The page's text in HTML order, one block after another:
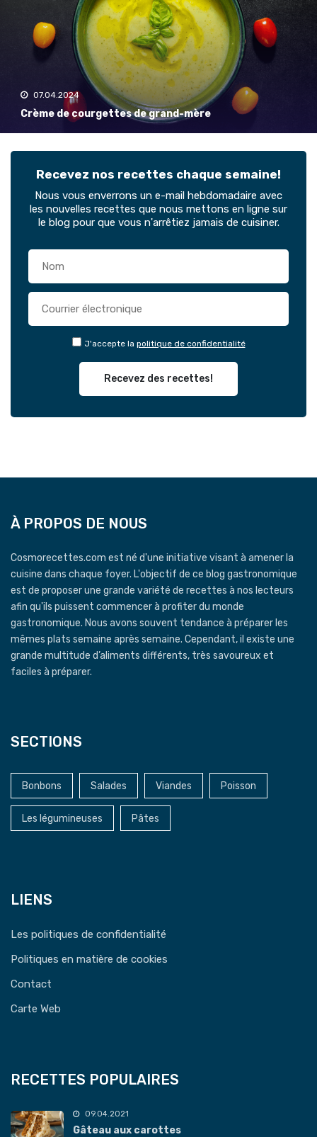
07.04.2024
Crème de courgettes de grand-mère
Recevez nos recettes chaque semaine!
Nous vous enverrons un e-mail hebdomadaire avec
les nouvelles recettes que nous mettons en ligne sur
le blog pour que vous n'arrêtiez jamais de cuisiner.
J'accepte la politique de confidentialité
Recevez des recettes!
À PROPOS DE NOUS
Cosmorecettes.com est né d'une initiative visant à amener la
cuisine dans chaque foyer. L'objectif de ce blog gastronomique
est de proposer une grande variété de recettes à nos lecteurs
afin qu'ils puissent commencer à profiter du monde
gastronomique. Nous avons souvent tendance à préparer les
mêmes plats semaine après semaine. Cependant, il existe une
grande multitude d’aliments différents, très savoureux et
faciles à préparer.
SECTIONS
Bonbons Salades Viandes Poisson
Les légumineuses Pâtes
LIENS
Les politiques de confidentialité
Politiques en matière de cookies
Contact
Carte Web
RECETTES POPULAIRES
09.04.2021
Gâteau aux carottes